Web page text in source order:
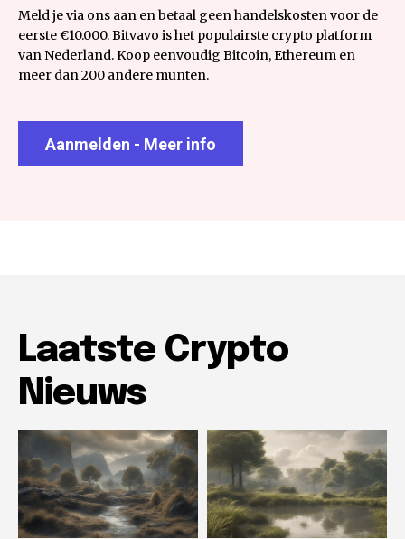
Meld je via ons aan en betaal geen handelskosten voor de
eerste €10.000. Bitvavo is het populairste crypto platform
van Nederland. Koop eenvoudig Bitcoin, Ethereum en
meer dan 200 andere munten.
Aanmelden - Meer info
Laatste Crypto
Nieuws